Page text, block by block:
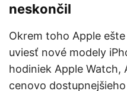
neskončil
Okrem toho Apple
uviesť nové modely
hodiniek Apple Watch,
cenovo